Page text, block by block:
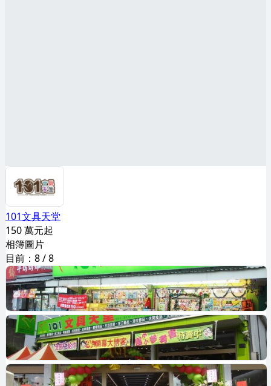
101文具天堂
150 萬元起
相簿圖片
目前： 8/8